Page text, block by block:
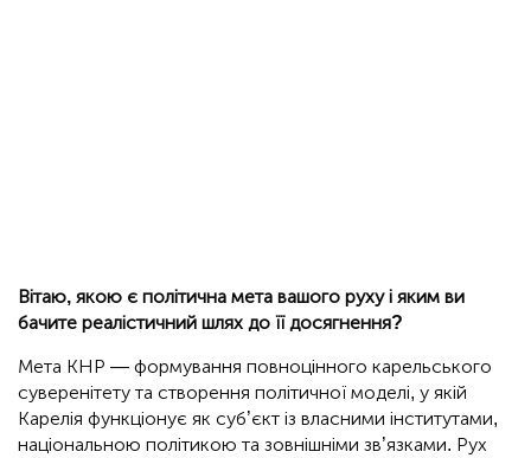
Вітаю, якою є політична мета вашого руху і яким ви
бачите реалістичний шлях до її досягнення?
Мета КНР — формування повноцінного карельського
суверенітету та створення політичної моделі, у якій
Карелія функціонує як суб’єкт із власними інститутами,
національною політикою та зовнішніми зв’язками. Рух